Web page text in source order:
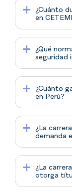
¿Cuánto
en
¿Qué
seguridad
¿Cuánto
en Perú?
¿La
demanda
¿La
otorga